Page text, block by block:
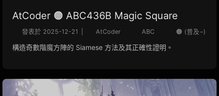
AtCoder 🟠 ABC436B Magic Square
發表於 2025-12-21 AtCoder ABC 🟠 (普及−)
構造奇數階魔方陣的 Siamese 方法及其正確性證明。